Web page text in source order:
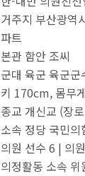
거주지 부산광역
파트
본관 함안 조씨
군대 육군 육군
키 170cm, 몸무
종교 개신교 (장
소속 정당 국민
의원 선수 6 | 의
의정활동 소속